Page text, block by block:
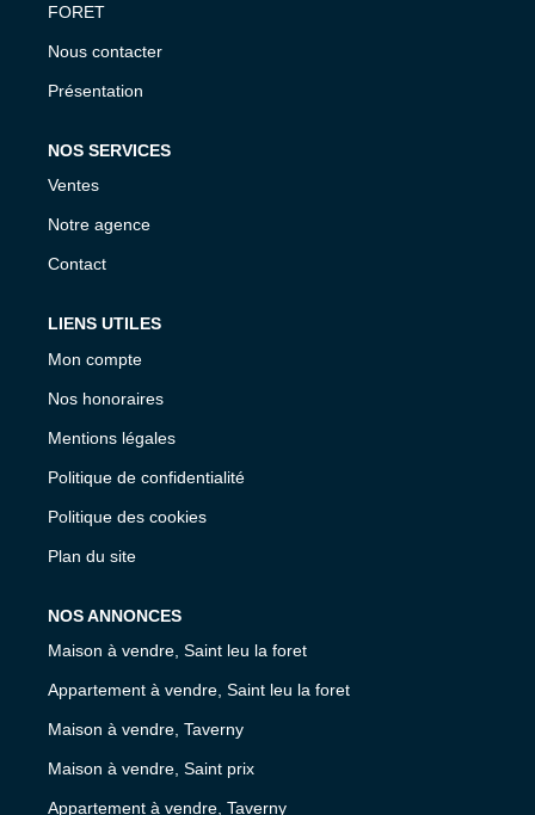
FORET
Nous contacter
Présentation
NOS SERVICES
Ventes
Notre agence
Contact
LIENS UTILES
Mon compte
Nos honoraires
Mentions légales
Politique de confidentialité
Politique des cookies
Plan du site
NOS ANNONCES
Maison à vendre, Saint leu la foret
Appartement à vendre, Saint leu la foret
Maison à vendre, Taverny
Maison à vendre, Saint prix
Appartement à vendre, Taverny